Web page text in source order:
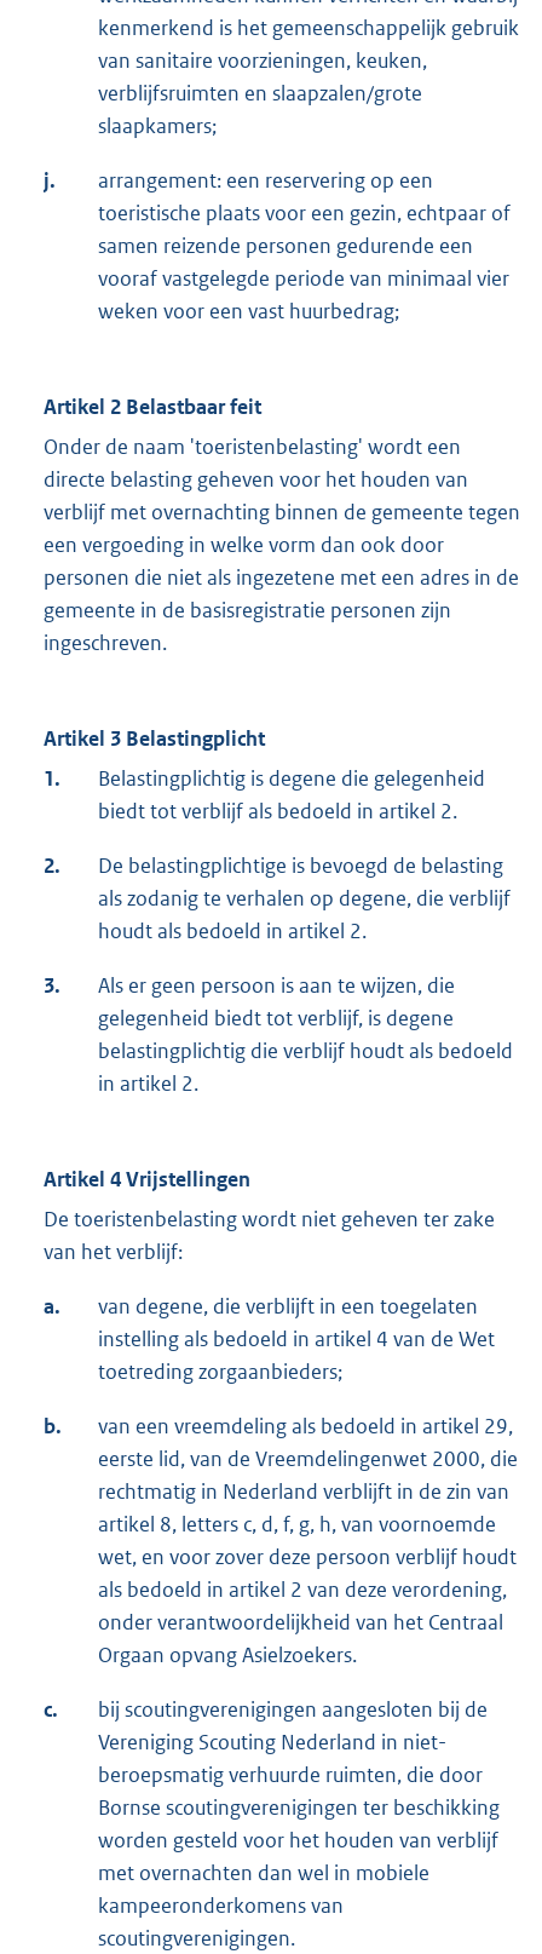
kenmerkend is het gemeenschappelijk gebruik
van sanitaire voorzieningen, keuken,
verblijfsruimten en slaapzalen/grote
slaapkamers;
j.
arrangement: een reservering op een
toeristische plaats voor een gezin, echtpaar of
samen reizende personen gedurende een
vooraf vastgelegde periode van minimaal vier
weken voor een vast huurbedrag;
Artikel 2 Belastbaar feit
Onder de naam 'toeristenbelasting' wordt een
directe belasting geheven voor het houden van
verblijf met overnachting binnen de gemeente tegen
een vergoeding in welke vorm dan ook door
personen die niet als ingezetene met een adres in de
gemeente in de basisregistratie personen zijn
ingeschreven.
Artikel 3 Belastingplicht
1.
Belastingplichtig is degene die gelegenheid
biedt tot verblijf als bedoeld in artikel 2.
2.
De belastingplichtige is bevoegd de belasting
als zodanig te verhalen op degene, die verblijf
houdt als bedoeld in artikel 2.
3.
Als er geen persoon is aan te wijzen, die
gelegenheid biedt tot verblijf, is degene
belastingplichtig die verblijf houdt als bedoeld
in artikel 2.
Artikel 4 Vrijstellingen
De toeristenbelasting wordt niet geheven ter zake
van het verblijf:
a.
van degene, die verblijft in een toegelaten
instelling als bedoeld in artikel 4 van de Wet
toetreding zorgaanbieders;
b.
van een vreemdeling als bedoeld in artikel 29,
eerste lid, van de Vreemdelingenwet 2000, die
rechtmatig in Nederland verblijft in de zin van
artikel 8, letters c, d, f, g, h, van voornoemde
wet, en voor zover deze persoon verblijf houdt
als bedoeld in artikel 2 van deze verordening,
onder verantwoordelijkheid van het Centraal
Orgaan opvang Asielzoekers.
c.
bij scoutingverenigingen aangesloten bij de
Vereniging Scouting Nederland in niet-
beroepsmatig verhuurde ruimten, die door
Bornse scoutingverenigingen ter beschikking
worden gesteld voor het houden van verblijf
met overnachten dan wel in mobiele
kampeeronderkomens van
scoutingverenigingen.